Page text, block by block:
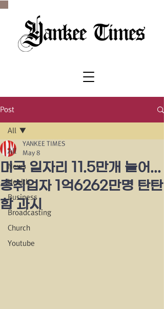
Post
All
News
Health
Business
Broadcasting
Church
Youtube
All
미국 일자리 11.5만개 늘어...
총취업자 1억6262만명 탄탄
함 과시
YANKEE TIMES
May 8